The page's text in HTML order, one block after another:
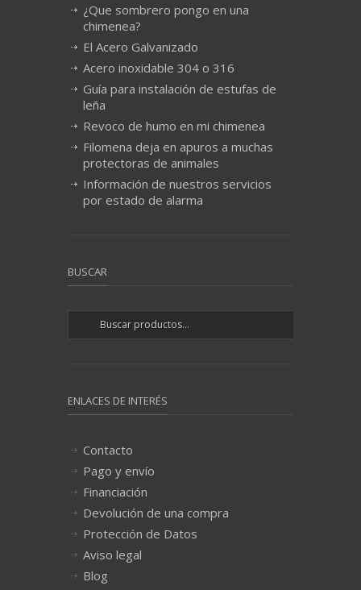
¿Que sombrero pongo en una
chimenea?
El Acero Galvanizado
Acero inoxidable 304 o 316
Guía para instalación de estufas de
leña
Revoco de humo en mi chimenea
Filomena deja en apuros a muchas
protectoras de animales
Información de nuestros servicios
por estado de alarma
BUSCAR
ENLACES DE INTERÉS
Contacto
Pago y envío
Financiación
Devolución de una compra
Protección de Datos
Aviso legal
Blog